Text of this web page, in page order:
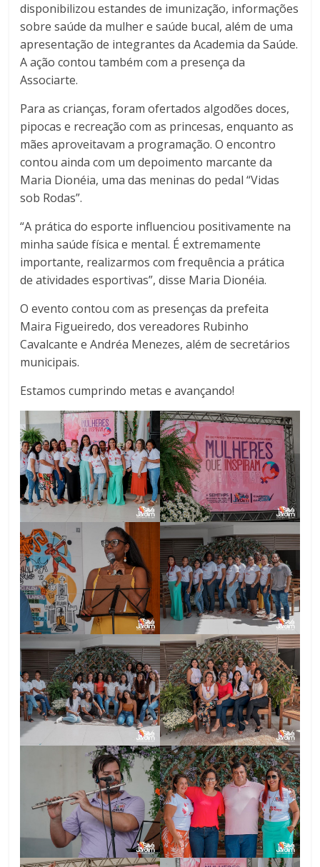
disponibilizou estandes de imunização, informações
sobre saúde da mulher e saúde bucal, além de uma
apresentação de integrantes da Academia da Saúde.
A ação contou também com a presença da
Associarte.
Para as crianças, foram ofertados algodões doces,
pipocas e recreação com as princesas, enquanto as
mães aproveitavam a programação. O encontro
contou ainda com um depoimento marcante da
Maria Dionéia, uma das meninas do pedal “Vidas
sob Rodas”.
“A prática do esporte influenciou positivamente na
minha saúde física e mental. É extremamente
importante, realizarmos com frequência a prática
de atividades esportivas”, disse Maria Dionéia.
O evento contou com as presenças da prefeita
Maira Figueiredo, dos vereadores Rubinho
Cavalcante e Andréa Menezes, além de secretários
municipais.
Estamos cumprindo metas e avançando!